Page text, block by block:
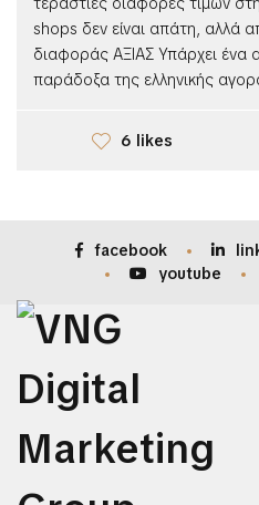
shops δεν είναι απάτη, αλλά
διαφοράς ΑΞΙΑΣ Υπάρχει ένα
παράδοξα της ελληνικής
6 likes
facebook
youtube